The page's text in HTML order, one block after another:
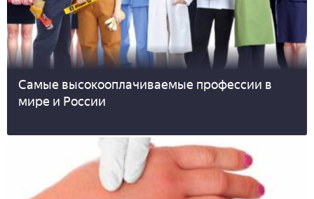
Самые высокооплачиваемые профессии в
мире и России